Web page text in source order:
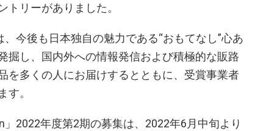
トリーがありました。
今後も日本独自の魅力である“おもてなし”心あ
掘し、国内外への情報発信および積極的な販路
を多くの人にお届けするとともに、受賞事業者
す。
」2022年度第2期の募集は、2022年6月中旬より